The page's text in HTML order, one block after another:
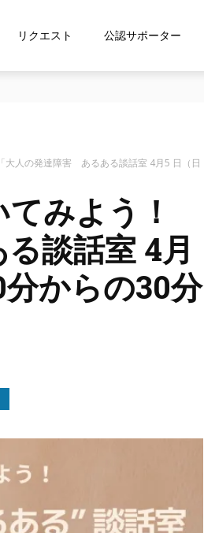
リクエスト 公認サポーター
ポッドキャスト配信中！
人の発達障害 あるある談話室 4月5 日（日
みよう！
談話室 4月
からの30分